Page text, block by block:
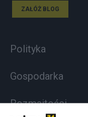
ZAŁÓŻ BLOG
Polityka
Gospodarka
Rozmaitości